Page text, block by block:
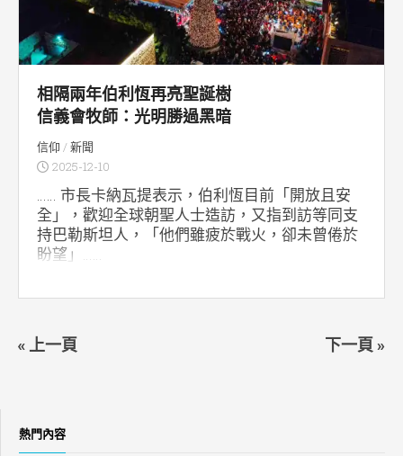
相隔兩年伯利恆再亮聖誕樹
信義會牧師：光明勝過黑暗
信仰 /新聞
2025-12-10
…… 市長卡納瓦提表示，伯利恆目前「開放且安
全」，歡迎全球朝聖人士造訪，又指到訪等同支
持巴勒斯坦人，「他們雖疲於戰火，卻未曾倦於
盼望」……
« 上一頁 下一頁 »
熱門內容